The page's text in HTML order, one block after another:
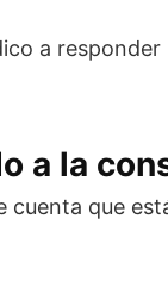
a
a la
cuenta que